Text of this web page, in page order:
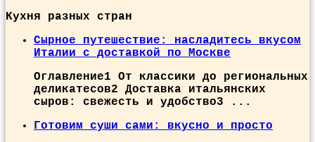
Кухня разных стран
Сырное путешествие: насладитесь вкусом
Италии с доставкой по Москве
Оглавление1 От классики до региональных
деликатесов2 Доставка итальянских
сыров: свежесть и удобство3 ...
Готовим суши сами: вкусно и просто